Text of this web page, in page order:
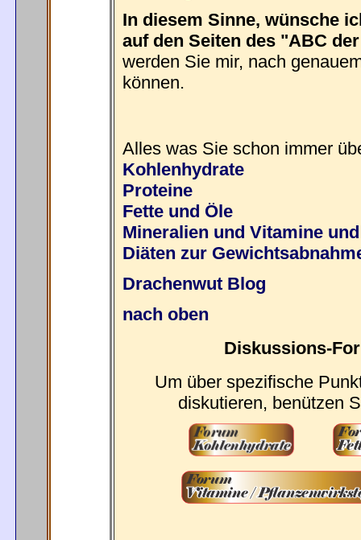
In diesem Sinne, wünsche
auf den Seiten des "ABC
werden Sie mir, nach
können.
Alles was Sie schon immer
Kohlenhydrate
Proteine
Fette und Öle
Mineralien und Vitamine
Diäten zur
Drachenwut Blog
nach oben
Diskussions-
Um über spezifische
diskutieren, benützen